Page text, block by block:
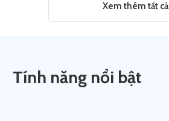
Xem thêm tất cả
Tính năng nổi bật